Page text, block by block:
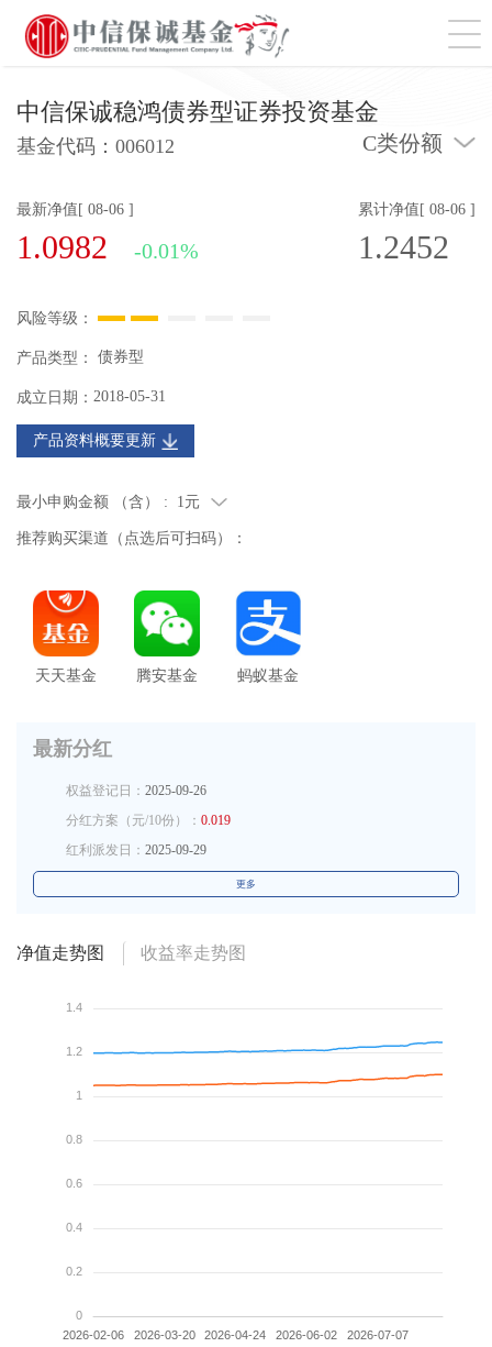
切
中信保诚稳鸿债券型证券投资基金
C类份额
基金代码： 006012
最新净值[ 08-06 ]
1.0982 -0.01%
累计净值[ 08-06 ]
1.2452
风险等级：
产品类型： 债券型
成立日期： 2018-05-31
产品资料概要更新
最小申购金额 （含） : 1元
推荐购买渠道（点选后可扫码）：
天天基金 腾安基金 蚂蚁基金
最新分红
权益登记日： 2025-09-26
分红方案（元/10份）： 0.019
红利派发日： 2025-09-29
更多
净值走势图 收益率走势图